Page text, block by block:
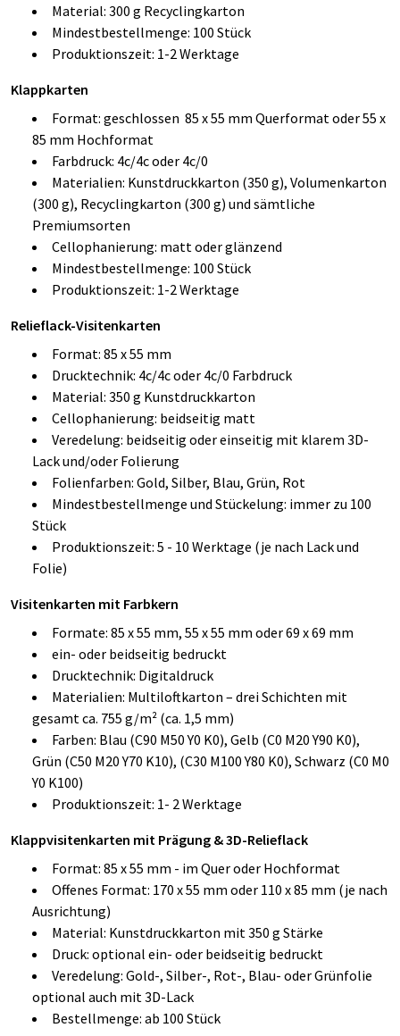
Material: 300 g Recyclingkarton
Mindestbestellmenge: 100 Stück
Produktionszeit: 1-2 Werktage
Klappkarten
Format: geschlossen 85 x 55 mm Querformat oder 55 x
85 mm Hochformat
Farbdruck: 4c/4c oder 4c/0
Materialien: Kunstdruckkarton (350 g), Volumenkarton
(300 g), Recyclingkarton (300 g) und sämtliche
Premiumsorten
Cellophanierung: matt oder glänzend
Mindestbestellmenge: 100 Stück
Produktionszeit: 1-2 Werktage
Relieflack-Visitenkarten
Format: 85 x 55 mm
Drucktechnik: 4c/4c oder 4c/0 Farbdruck
Material: 350 g Kunstdruckkarton
Cellophanierung: beidseitig matt
Veredelung: beidseitig oder einseitig mit klarem 3D-
Lack und/oder Folierung
Folienfarben: Gold, Silber, Blau, Grün, Rot
Mindestbestellmenge und Stückelung: immer zu 100
Stück
Produktionszeit: 5 - 10 Werktage (je nach Lack und
Folie)
Visitenkarten mit Farbkern
Formate: 85 x 55 mm, 55 x 55 mm oder 69 x 69 mm
ein- oder beidseitig bedruckt
Drucktechnik: Digitaldruck
Materialien: Multiloftkarton – drei Schichten mit
gesamt ca. 755 g/m² (ca. 1,5 mm)
Farben: Blau (C90 M50 Y0 K0), Gelb (C0 M20 Y90 K0),
Grün (C50 M20 Y70 K10), (C30 M100 Y80 K0), Schwarz (C0 M0
Y0 K100)
Produktionszeit: 1- 2 Werktage
Klappvisitenkarten mit Prägung & 3D-Relieflack
Format: 85 x 55 mm - im Quer oder Hochformat
Offenes Format: 170 x 55 mm oder 110 x 85 mm (je nach
Ausrichtung)
Material: Kunstdruckkarton mit 350 g Stärke
Druck: optional ein- oder beidseitig bedruckt
Veredelung: Gold-, Silber-, Rot-, Blau- oder Grünfolie
optional auch mit 3D-Lack
Bestellmenge: ab 100 Stück